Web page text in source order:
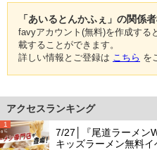
「あいるとんかふぇ」の関係
favyアカウント(無料)を作成する
載することができます。
詳しい情報とご登録は こちら を
アクセスランキング
1
7/27│『尾道ラーメン
キッズラーメン無料